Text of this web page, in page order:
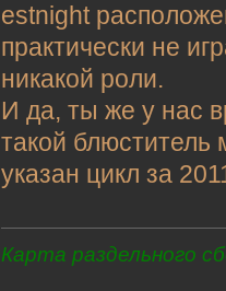
estnight
практически не
никакой роли.
И да, ты же у нас
такой блюститель
указан цикл за
Карта раздельного